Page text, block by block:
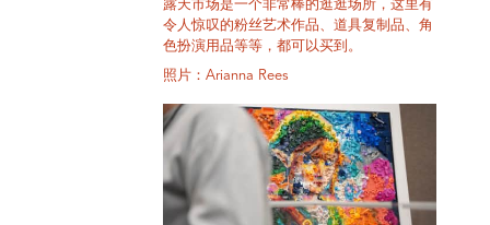
露天市场是一个非常棒的逛逛场所，这里有
令人惊叹的粉丝艺术作品、道具复制品、角
色扮演用品等等，都可以买到。
照片：Arianna Rees